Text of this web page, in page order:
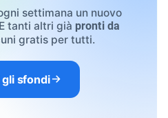
settimana un nuovo
tanti altri già pronti da
gratis per tutti.
sfondi